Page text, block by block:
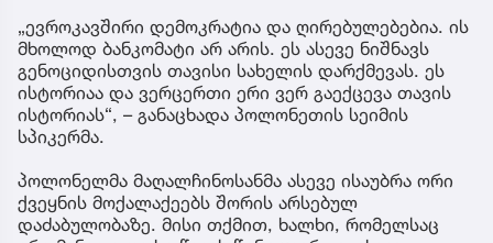
„ევროკავშირი დემოკრატია და ღირებულებებია. ის
მხოლოდ ბანკომატი არ არის. ეს ასევე ნიშნავს
გენოციდისთვის თავისი სახელის დარქმევას. ეს
ისტორიაა და ვერცერთი ერი ვერ გაექცევა თავის
ისტორიას“, – განაცხადა პოლონეთის სეიმის
სპიკერმა.
პოლონელმა მაღალჩინოსანმა ასევე ისაუბრა ორი
ქვეყნის მოქალაქეებს შორის არსებულ
დაძაბულობაზე. მისი თქმით, ხალხი, რომელსაც